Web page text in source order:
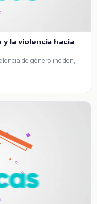
y la violencia hacia
de género inciden,